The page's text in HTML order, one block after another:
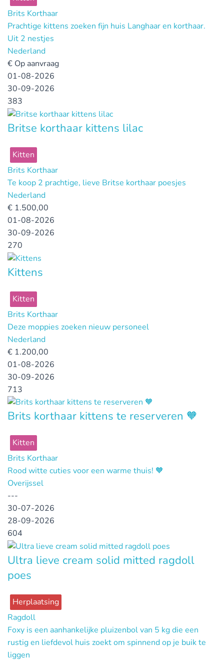
Brits Korthaar
Prachtige kittens zoeken fijn huis Langhaar en korthaar.
Uit 2 nestjes
Nederland
€ Op aanvraag
01-08-2026
30-09-2026
383
Britse korthaar kittens lilac
Kitten
Brits Korthaar
Te koop 2 prachtige, lieve Britse korthaar poesjes
Nederland
€ 1.500,00
01-08-2026
30-09-2026
270
Kittens
Kitten
Brits Korthaar
Deze moppies zoeken nieuw personeel
Nederland
€ 1.200,00
01-08-2026
30-09-2026
713
Brits korthaar kittens te reserveren 🧡
Kitten
Brits Korthaar
Rood witte cuties voor een warme thuis! 🧡
Overijssel
---
30-07-2026
28-09-2026
604
Ultra lieve cream solid mitted ragdoll
poes
Herplaatsing
Ragdoll
Foxy is een aanhankelijke pluizenbol van 5 kg die een
rustig en liefdevol huis zoekt om spinnend op je buik te
liggen